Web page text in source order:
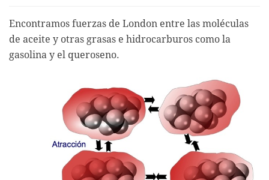
Encontramos fuerzas de London entre las moléculas
de aceite y otras grasas e hidrocarburos como la
gasolina y el queroseno.